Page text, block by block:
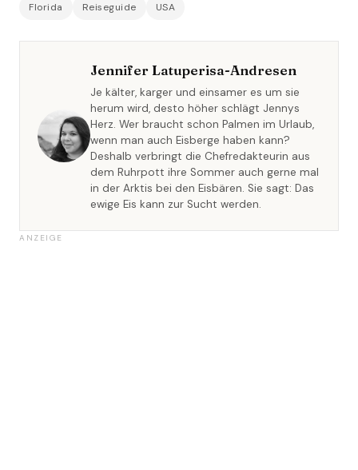
Florida Reiseguide USA
Jennifer Latuperisa-Andresen
Je kälter, karger und einsamer es um sie
herum wird, desto höher schlägt Jennys
Herz. Wer braucht schon Palmen im Urlaub,
wenn man auch Eisberge haben kann?
Deshalb verbringt die Chefredakteurin aus
dem Ruhrpott ihre Sommer auch gerne mal
in der Arktis bei den Eisbären. Sie sagt: Das
ewige Eis kann zur Sucht werden.
ANZEIGE